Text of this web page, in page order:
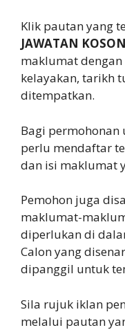
Klik pautan yang
JAWATAN
maklumat
kelayakan, tarikh
ditempatkan.
Bagi
perlu mendaftar
dan isi maklumat
Pemohon juga
maklumat-
diperlukan di
Calon yang
dipanggil untuk
Sila rujuk iklan
melalui pautan